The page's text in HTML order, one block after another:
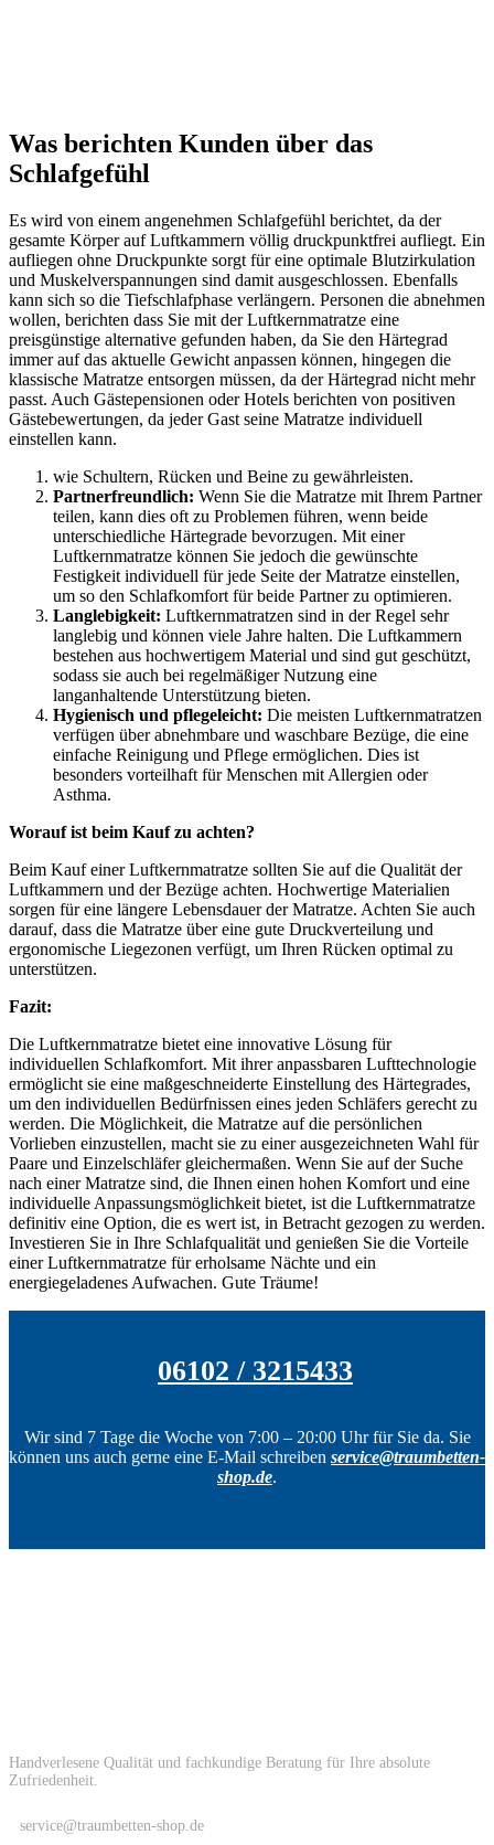
Was berichten Kunden über das
Schlafgefühl
Es wird von einem angenehmen Schlafgefühl berichtet, da der
gesamte Körper auf Luftkammern völlig druckpunktfrei aufliegt. Ein
aufliegen ohne Druckpunkte sorgt für eine optimale Blutzirkulation
und Muskelverspannungen sind damit ausgeschlossen. Ebenfalls
kann sich so die Tiefschlafphase verlängern. Personen die abnehmen
wollen, berichten dass Sie mit der Luftkernmatratze eine
preisgünstige alternative gefunden haben, da Sie den Härtegrad
immer auf das aktuelle Gewicht anpassen können, hingegen die
klassische Matratze entsorgen müssen, da der Härtegrad nicht mehr
passt. Auch Gästepensionen oder Hotels berichten von positiven
Gästebewertungen, da jeder Gast seine Matratze individuell
einstellen kann.
wie Schultern, Rücken und Beine zu gewährleisten.
Partnerfreundlich: Wenn Sie die Matratze mit Ihrem Partner
teilen, kann dies oft zu Problemen führen, wenn beide
unterschiedliche Härtegrade bevorzugen. Mit einer
Luftkernmatratze können Sie jedoch die gewünschte
Festigkeit individuell für jede Seite der Matratze einstellen,
um so den Schlafkomfort für beide Partner zu optimieren.
Langlebigkeit: Luftkernmatratzen sind in der Regel sehr
langlebig und können viele Jahre halten. Die Luftkammern
bestehen aus hochwertigem Material und sind gut geschützt,
sodass sie auch bei regelmäßiger Nutzung eine
langanhaltende Unterstützung bieten.
Hygienisch und pflegeleicht: Die meisten Luftkernmatratzen
verfügen über abnehmbare und waschbare Bezüge, die eine
einfache Reinigung und Pflege ermöglichen. Dies ist
besonders vorteilhaft für Menschen mit Allergien oder
Asthma.
Worauf ist beim Kauf zu achten?
Beim Kauf einer Luftkernmatratze sollten Sie auf die Qualität der
Luftkammern und der Bezüge achten. Hochwertige Materialien
sorgen für eine längere Lebensdauer der Matratze. Achten Sie auch
darauf, dass die Matratze über eine gute Druckverteilung und
ergonomische Liegezonen verfügt, um Ihren Rücken optimal zu
unterstützen.
Fazit:
Die Luftkernmatratze bietet eine innovative Lösung für
individuellen Schlafkomfort. Mit ihrer anpassbaren Lufttechnologie
ermöglicht sie eine maßgeschneiderte Einstellung des Härtegrades,
um den individuellen Bedürfnissen eines jeden Schläfers gerecht zu
werden. Die Möglichkeit, die Matratze auf die persönlichen
Vorlieben einzustellen, macht sie zu einer ausgezeichneten Wahl für
Paare und Einzelschläfer gleichermaßen. Wenn Sie auf der Suche
nach einer Matratze sind, die Ihnen einen hohen Komfort und eine
individuelle Anpassungsmöglichkeit bietet, ist die Luftkernmatratze
definitiv eine Option, die es wert ist, in Betracht gezogen zu werden.
Investieren Sie in Ihre Schlafqualität und genießen Sie die Vorteile
einer Luftkernmatratze für erholsame Nächte und ein
energiegeladenes Aufwachen. Gute Träume!
06102 / 3215433
Wir sind 7 Tage die Woche von 7:00 – 20:00 Uhr für Sie da. Sie
können uns auch gerne eine E-Mail schreiben service@traumbetten-
shop.de.
Handverlesene Qualität und fachkundige Beratung für Ihre absolute
Zufriedenheit.
service@traumbetten-shop.de